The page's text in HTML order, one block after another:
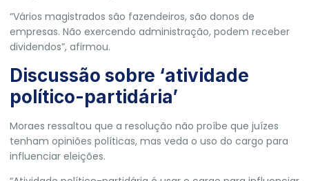
“Vários magistrados são fazendeiros, são donos de
empresas. Não exercendo administração, podem receber
dividendos”, afirmou.
Discussão sobre ‘atividade
político-partidária’
Moraes ressaltou que a resolução não proíbe que juízes
tenham opiniões políticas, mas veda o uso do cargo para
influenciar eleições.